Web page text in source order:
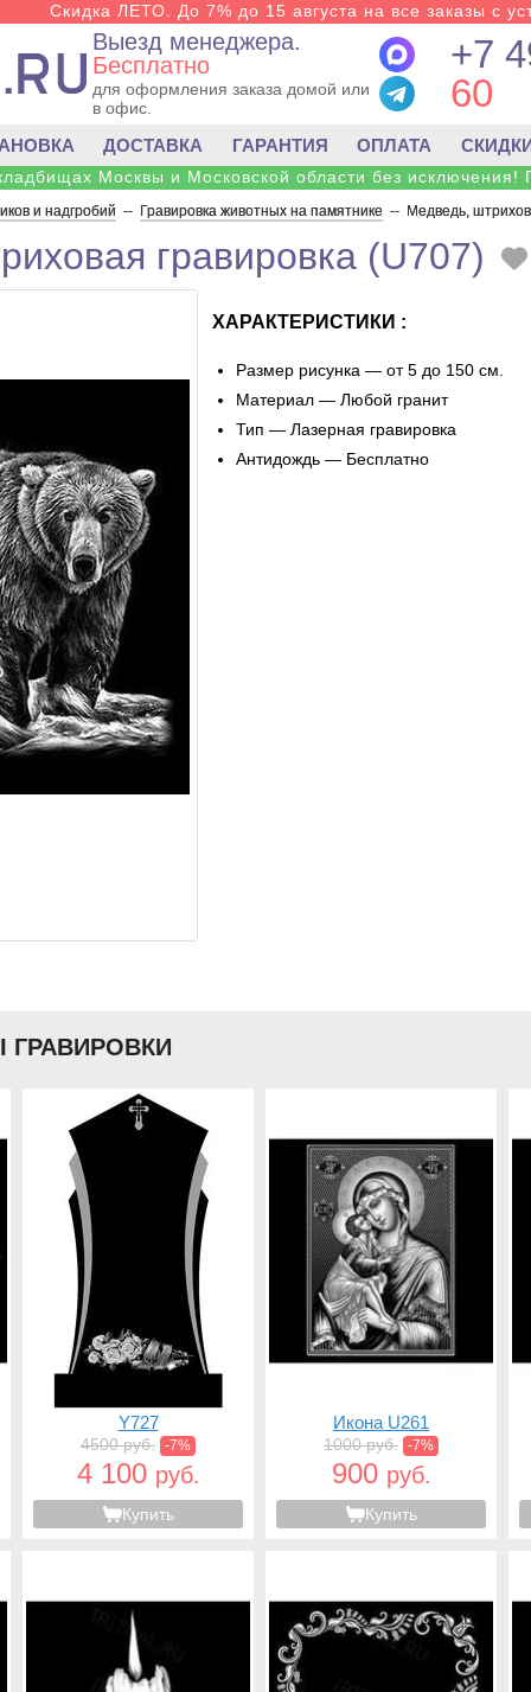
Скидка ЛЕТО. До 7% до 15 августа на все заказы с
Выезд менеджера.
Бесплатно
для оформления заказа домой или
в офис.
+7
60
ДОСТАВКА ГАРАНТИЯ ОПЛАТА
Москвы и Московской области без исключения!
и надгробий -- Гравировка животных на памятнике -- Медведь,
гравировка (U707)
ХАРАКТЕРИСТИКИ :
Размер рисунка — от 5 до 150 см.
Материал — Любой гранит
Тип — Лазерная гравировка
Антидождь — Бесплатно
ГРАВИРОВКИ
Y727
4500 руб. -7%
4 100 руб.
Купить
Икона U261
1000 руб. -7%
900 руб.
Купить